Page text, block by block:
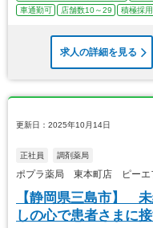
車通勤可
店舗数10～29 積極採
求人の詳細を見る
更新日：2025年10月14日
正社員 調剤薬局
ポプラ薬局 東本町店 ピーエ
【静岡県三島市】
しの心で患者さまに